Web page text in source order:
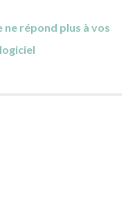
ne répond plus à vos